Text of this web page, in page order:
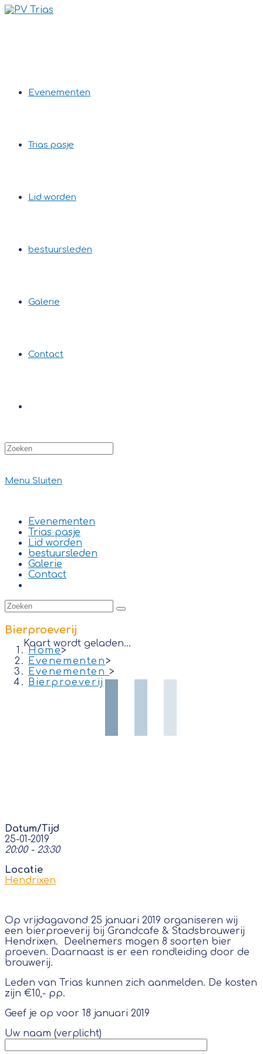
Ga
Evenementen
Trias pasje
Lid worden
bestuursleden
Galerie
Contact
Zoek
op
site
Menu Sluiten
Evenementen
Trias pasje
Lid worden
bestuursleden
Galerie
Contact
Bierproeverij
Home>
Evenementen>
Evenementen>
Bierproeverij
Kaart wordt geladen...
Datum/Tijd
25-01-2019
20:00 - 23:30
Locatie
Hendrixen
Op vrijdagavond 25 januari 2019 organiseren wij
een bierproeverij bij Grandcafe & Stadsbrouwerij
Hendrixen. Deelnemers mogen 8 soorten bier
proeven. Daarnaast is er een rondleiding door de
brouwerij.
Leden van Trias kunnen zich aanmelden. De kosten
zijn €10,- pp.
Geef je op voor 18 januari 2019
Uw naam (verplicht)